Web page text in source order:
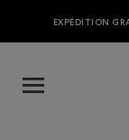
EXPÉDITION